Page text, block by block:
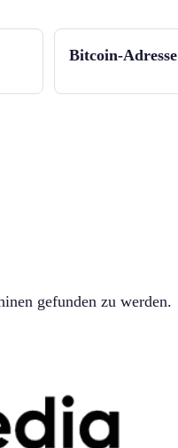
Bitcoin-Adresse
gefunden zu werden.